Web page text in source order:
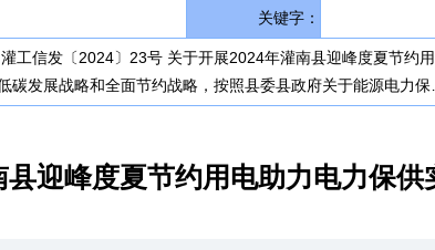
关键字：
工信发〔2024〕23号 关于开展2024年灌南县迎峰度夏节约
碳发展战略和全面节约战略，按照县委县政府关于能源电力
县迎峰度夏节约用电助力电力保供